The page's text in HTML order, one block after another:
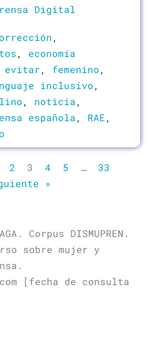
Digital
,
, economía
evitar, femenino,
inclusivo,
, noticia,
española, RAE,
2 3 4 5 …
33
»
Corpus DISMUPREN.
sobre mujer y
[fecha de consulta